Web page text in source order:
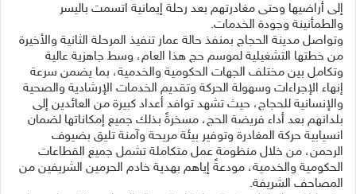
إلى أراضيها وحتى مغادرتهم بعد رحلة إيمانية اتسمت باليسر
والطمأنينة وجودة الخدمات.
وتواصل مدينة الحجاج بمنفذ حالة عمار تنفيذ المرحلة الثانية والأخيرة
من خطتها التشغيلية لموسم حج هذا العام، وسط جاهزية عالية
وتكامل بين مختلف الجهات الحكومية والخدمية، بما يضمن سرعة
إنهاء الإجراءات وسهولة الحركة وتقديم الخدمات الإرشادية والصحية
والإنسانية للحجاج، حيث تشهد توافد أعداد كبيرة من العائدين إلى
بلدانهم بعد أداء فريضة الحج، مسخرةً بذلك جميع إمكاناتها لضمان
انسيابية حركة المغادرة وتوفير بيئة مريحة وآمنة تليق بضيوف
الرحمن، من خلال منظومة عمل متكاملة تشمل جميع القطاعات
الحكومية والخدمية، مودعةً إياهم بهدية خادم الحرمين الشريفين من
المصاحف الشريفة.